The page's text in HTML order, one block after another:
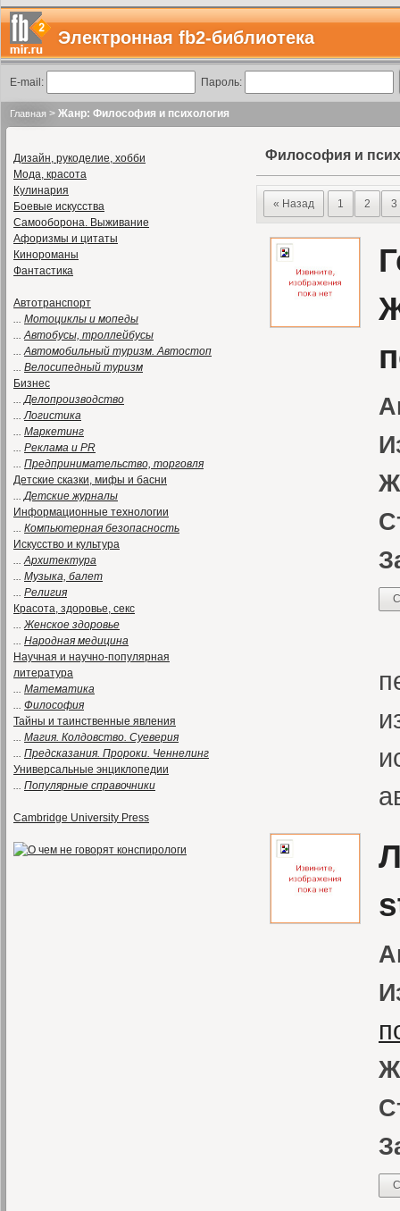
Электронная fb2-библиотека
E-mail: Пароль:
Главная > Жанр: Философия и психология
Дизайн, рукоделие, хобби
Мода, красота
Кулинария
Боевые искусства
Самооборона. Выживание
Афоризмы и цитаты
Кинороманы
Фантастика
Автотранспорт
... Мотоциклы и мопеды
...Автобусы, троллейбусы
...Автомобильный туризм. Автостоп
... Велосипедный туризм
Бизнес
...Делопроизводство
...Логистика
... Маркетинг
... Реклама и PR
... Предпринимательство, торговля
Детские сказки, мифы и басни
...Детские журналы
Информационные технологии
... Компьютерная безопасность
Искусство и культура
...Архитектура
... Музыка, балет
... Религия
Красота, здоровье, секс
...Женское здоровье
... Народная медицина
Научная и научно-популярная
литература
... Математика
... Философия
Тайны и таинственные явления
... Магия. Колдовство. Суеверия
... Предсказания. Пророки. Ченнелинг
Универсальные энциклопедии
... Популярные справочники
Cambridge University Press
Философия и
« Назад 1 2 3